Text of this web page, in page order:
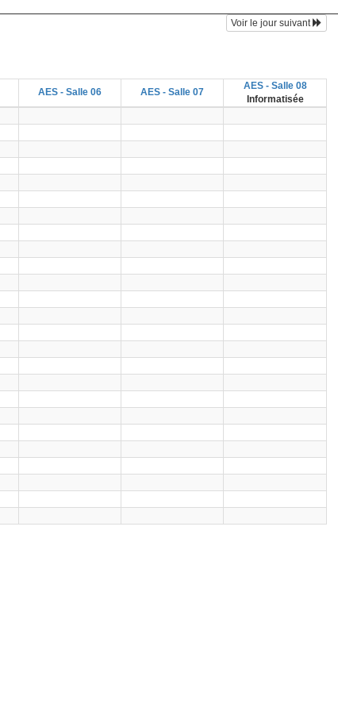
AES - Salle 06 AES - Salle 07
AES - Salle 08
Informatisée
Voir le jour suivant